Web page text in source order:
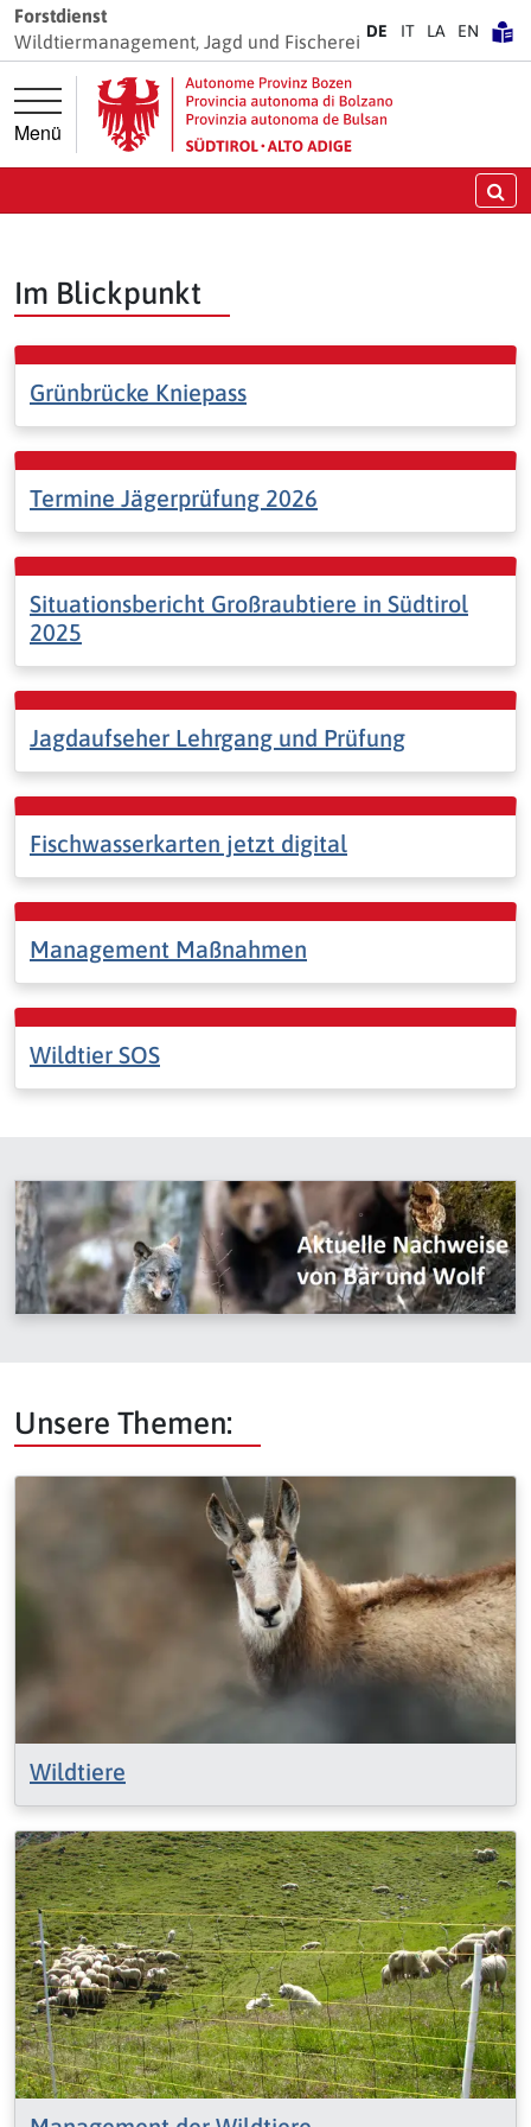
Springe direkt zur Hauptnavigation
Springe direkt zum Inhalt
Forstdienst
Wildtiermanagement, Jagd und Fischerei
DE IT LA EN
Menü
Wildtiermanagement - Jagd und
Fischerei
Im Blickpunkt
Grünbrücke Kniepass
Termine Jägerprüfung 2026
Situationsbericht Großraubtiere in Südtirol
2025
Jagdaufseher Lehrgang und Prüfung
Fischwasserkarten jetzt digital
Management Maßnahmen
Wildtier SOS
Unsere Themen:
Wildtiere